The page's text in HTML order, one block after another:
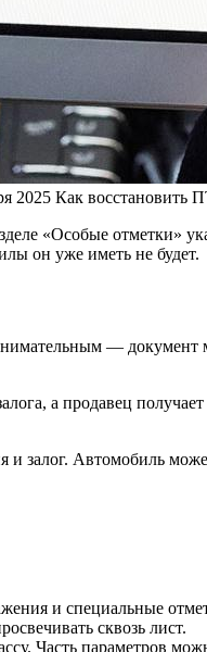
2025 Как восстановить
«Особые отметки»
он уже иметь не будет.
—
а продавец
Автомобиль
и специальные
сквозь лист.
Часть параметров